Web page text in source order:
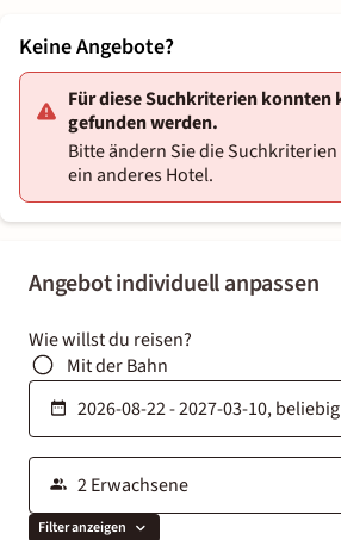
Angebot individuell anpassen
Wie willst du reisen?
Mit der Bahn
Filter anzeigen
Keine Angebote?
Für diese Suchkriterien konnten
gefunden werden.
Bitte ändern Sie die
ein anderes Hotel.